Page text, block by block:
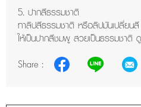
5. ปากสีธรรมชาติ
ทาลิปสีธรรมชาติ หรือลิปมันเปลี่ยน
ให้เป็นปากสีชมพู สวยเป็นธรรมชาติ ดู
Share :